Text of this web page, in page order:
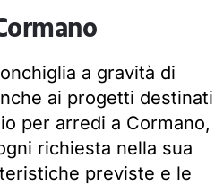
a gravità di
ai progetti destinati
per arredi a Cormano,
richiesta nella sua
previste e le